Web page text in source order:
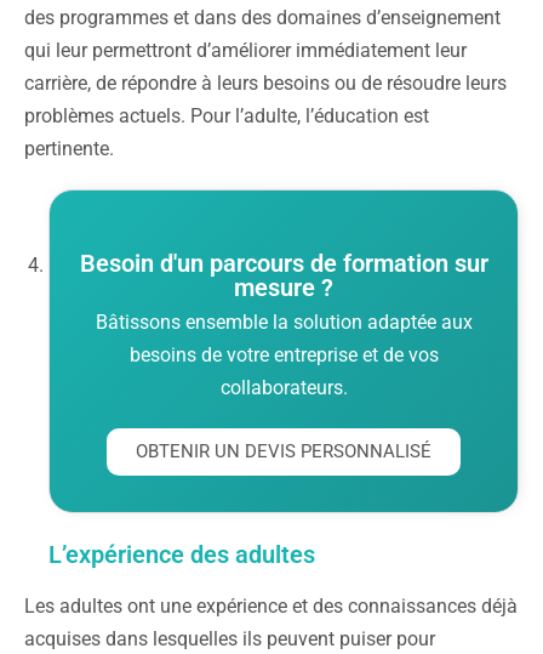
des programmes et dans des domaines d’enseignement
qui leur permettront d’améliorer immédiatement leur
carrière, de répondre à leurs besoins ou de résoudre leurs
problèmes actuels. Pour l’adulte, l’éducation est
pertinente.
Besoin d'un parcours de formation sur
mesure ?
Bâtissons ensemble la solution adaptée aux
besoins de votre entreprise et de vos
collaborateurs.
OBTENIR UN DEVIS PERSONNALISÉ
L’expérience des adultes
Les adultes ont une expérience et des connaissances déjà
acquises dans lesquelles ils peuvent puiser pour